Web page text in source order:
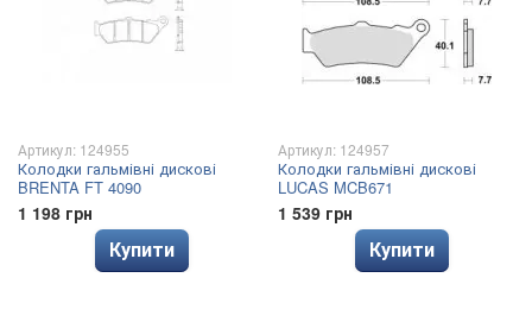
Артикул: 124955
Колодки гальмівні дискові
BRENTA FT 4090
1 198 грн
Купити
Артикул: 124957
Колодки гальмівні дискові
LUCAS MCB671
1 539 грн
Купити